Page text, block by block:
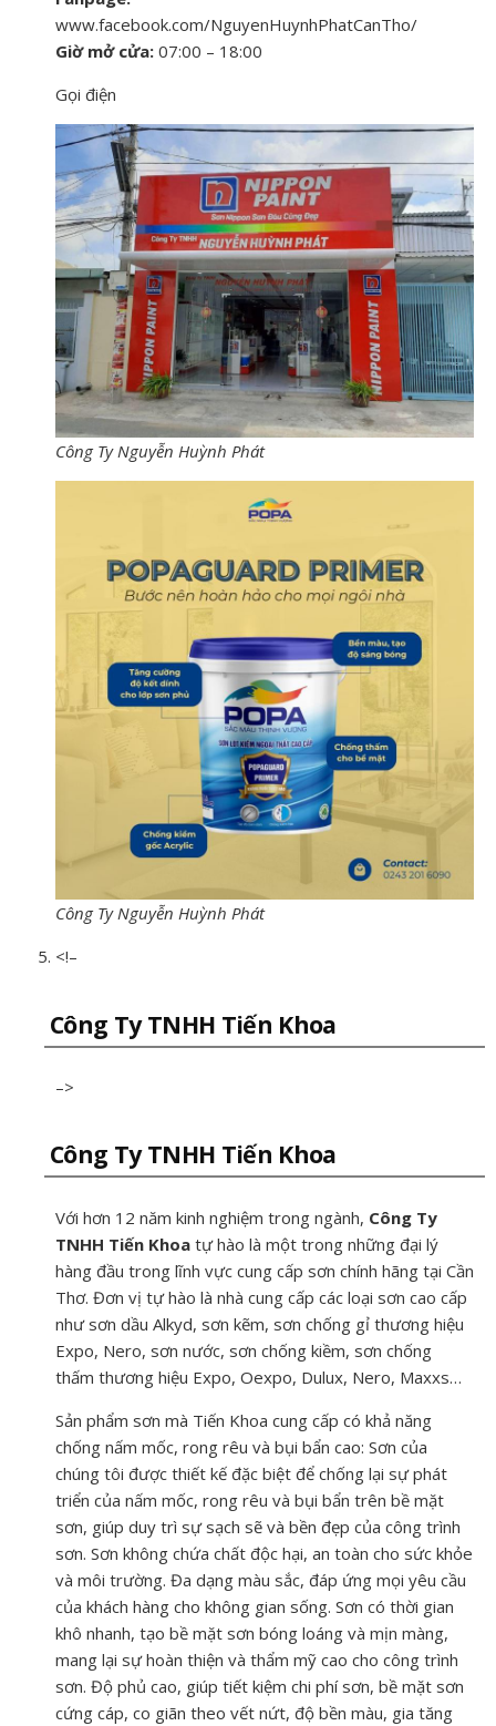
www.facebook.com/NguyenHuynhPhatCanTho/
Giờ mở cửa: 07:00 – 18:00
Gọi điện
Công Ty Nguyễn Huỳnh Phát
Công Ty Nguyễn Huỳnh Phát
<!–
Công Ty TNHH Tiến Khoa
–>
Công Ty TNHH Tiến Khoa
Với hơn 12 năm kinh nghiệm trong ngành, Công Ty
TNHH Tiến Khoa tự hào là một trong những đại lý
hàng đầu trong lĩnh vực cung cấp sơn chính hãng tại Cần
Thơ. Đơn vị tự hào là nhà cung cấp các loại sơn cao cấp
như sơn dầu Alkyd, sơn kẽm, sơn chống gỉ thương hiệu
Expo, Nero, sơn nước, sơn chống kiềm, sơn chống
thấm thương hiệu Expo, Oexpo, Dulux, Nero, Maxxs…
Sản phẩm sơn mà Tiến Khoa cung cấp có khả năng
chống nấm mốc, rong rêu và bụi bẩn cao: Sơn của
chúng tôi được thiết kế đặc biệt để chống lại sự phát
triển của nấm mốc, rong rêu và bụi bẩn trên bề mặt
sơn, giúp duy trì sự sạch sẽ và bền đẹp của công trình
sơn. Sơn không chứa chất độc hại, an toàn cho sức khỏe
và môi trường. Đa dạng màu sắc, đáp ứng mọi yêu cầu
của khách hàng cho không gian sống. Sơn có thời gian
khô nhanh, tạo bề mặt sơn bóng loáng và mịn màng,
mang lại sự hoàn thiện và thẩm mỹ cao cho công trình
sơn. Độ phủ cao, giúp tiết kiệm chi phí sơn, bề mặt sơn
cứng cáp, co giãn theo vết nứt, độ bền màu, gia tăng